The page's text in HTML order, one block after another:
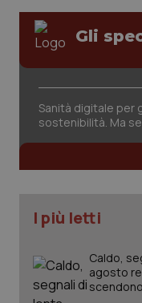
Gli
Sanità digitale per
sostenibilità. Ma
I più letti
Caldo,
agosto